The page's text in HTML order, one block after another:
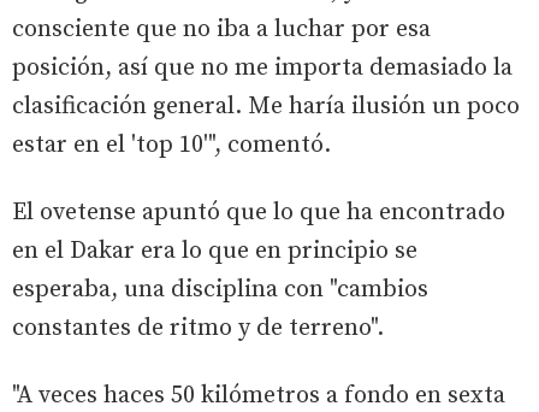
consciente que no iba a luchar por esa
posición, así que no me importa demasiado la
clasificación general. Me haría ilusión un poco
estar en el 'top 10'", comentó.
El ovetense apuntó que lo que ha encontrado
en el Dakar era lo que en principio se
esperaba, una disciplina con "cambios
constantes de ritmo y de terreno".
"A veces haces 50 kilómetros a fondo en sexta